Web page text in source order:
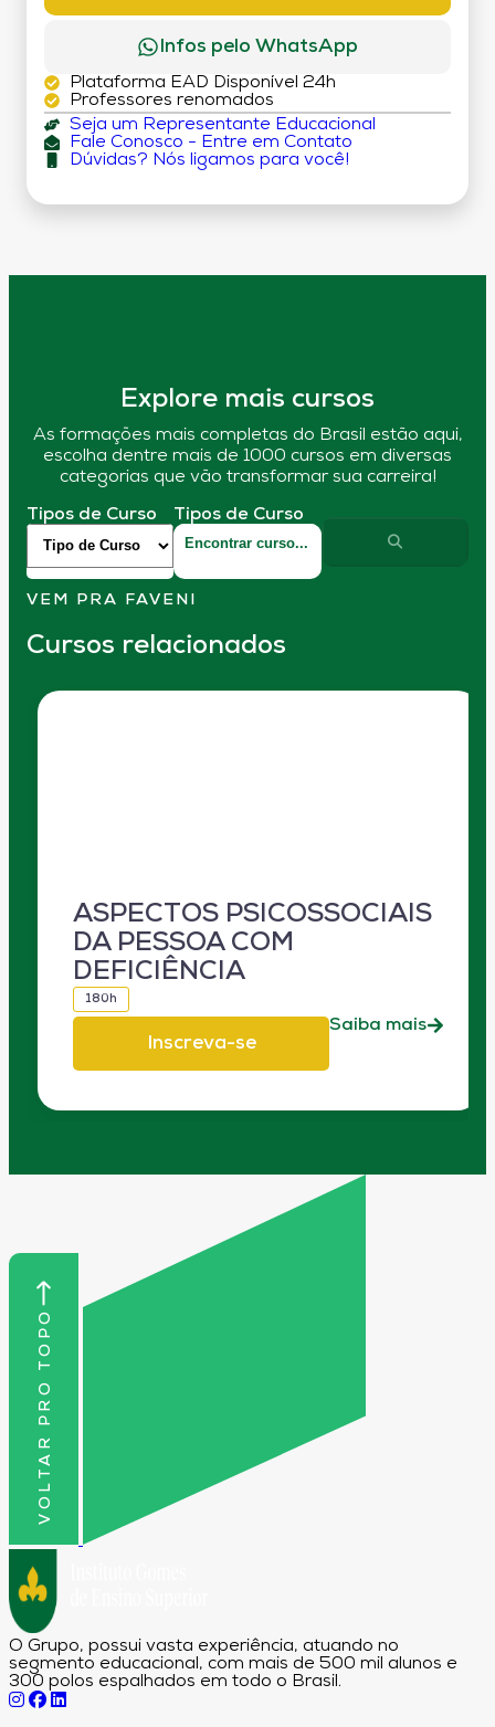
Infos pelo WhatsApp
Plataforma EAD Disponível 24h
Professores renomados
Seja um Representante Educacional
Fale Conosco - Entre em Contato
Dúvidas? Nós ligamos para você!
Explore mais cursos
As formações mais completas do Brasil estão aqui,
escolha dentre mais de 1000 cursos em diversas
categorias que vão transformar sua carreira!
Tipos de Curso Tipos de Curso
VEM PRA FAVENI
Cursos relacionados
ASPECTOS PSICOSSOCIAIS
DA PESSOA COM
DEFICIÊNCIA
180h
Inscreva-se
Saiba mais
VOLTAR PRO TOPO
O Grupo, possui vasta experiência, atuando no
segmento educacional, com mais de 500 mil alunos e
300 polos espalhados em todo o Brasil.